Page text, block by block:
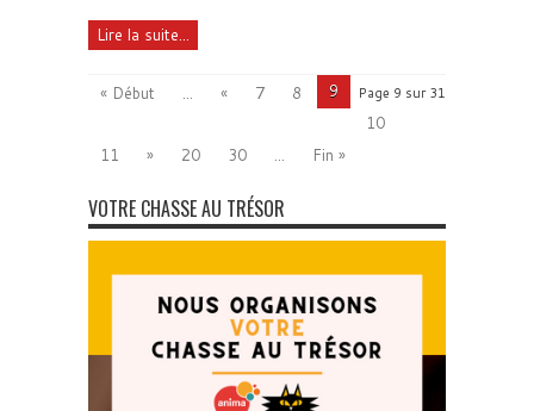
Lire la suite...
Page 9 sur 31
« Début ... « 7 8
9
10
11
» 20 30 ... Fin »
VOTRE CHASSE AU TRÉSOR